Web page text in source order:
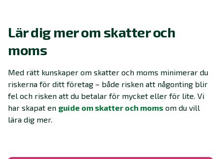
Lär dig mer om skatter och
moms
Med rätt kunskaper om skatter och moms minimerar du
riskerna för ditt företag – både risken att någonting blir
fel och risken att du betalar för mycket eller för lite. Vi
har skapat en guide om skatter och moms om du vill
lära dig mer.